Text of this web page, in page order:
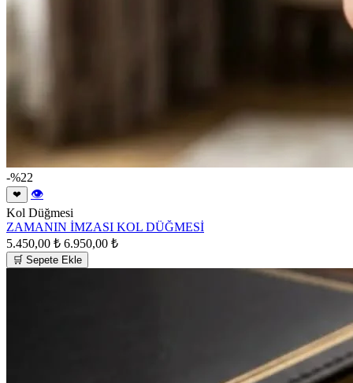
-%22
❤
👁
Kol Düğmesi
ZAMANIN İMZASI KOL DÜĞMESİ
5.450,00 ₺ 6.950,00 ₺
🛒 Sepete Ekle